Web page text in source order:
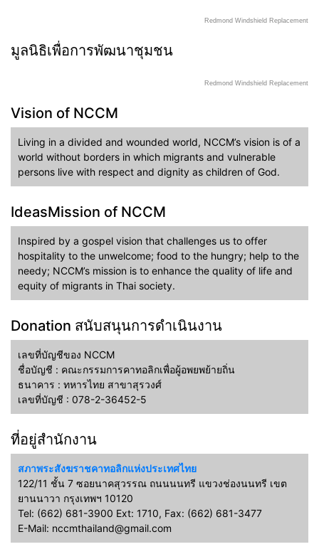
Redmond Windshield Replacement
มูลนิธิเพื่อการพัฒนาชุมชน
Redmond Windshield Replacement
Vision of NCCM
Living in a divided and wounded world, NCCM’s vision is of a
world without borders in which migrants and vulnerable
persons live with respect and dignity as children of God.
IdeasMission of NCCM
Inspired by a gospel vision that challenges us to offer
hospitality to the unwelcome; food to the hungry; help to the
needy; NCCM’s mission is to enhance the quality of life and
equity of migrants in Thai society.
Donation สนับสนุนการดำเนินงาน
เลขที่บัญชีของ NCCM
ชื่อบัญชี : คณะกรรมการคาทอลิกเพื่อผู้อพยพย้ายถิ่น
ธนาคาร : ทหารไทย สาขาสุรวงศ์
เลขที่บัญชี : 078-2-36452-5
ที่อยู่สำนักงาน
สภาพระสังฆราชคาทอลิกแห่งประเทศไทย
122/11 ชั้น 7 ซอยนาคสุวรรณ ถนนนนทรี แขวงช่องนนทรี เขต
ยานนาวา กรุงเทพฯ 10120
Tel: (662) 681-3900 Ext: 1710, Fax: (662) 681-3477
E-Mail: nccmthailand@gmail.com